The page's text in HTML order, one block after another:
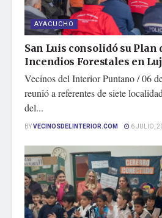
AYACUCHO
San Luis consolidó su Plan
Incendios Forestales en
Vecinos del Interior Puntano / 06
reunió a referentes de siete
del...
BYVECINOSDELINTERIOR.COM 6 JULIO,